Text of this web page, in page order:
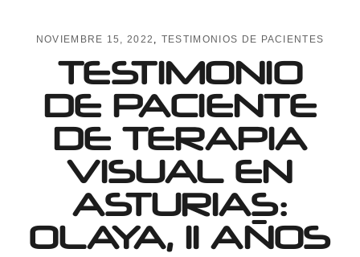
NOVIEMBRE 15, 2022 TESTIMONIOS DE PACIENTES
TESTIMONIO
DE PACIENTE
DE TERAPIA
VISUAL EN
ASTURIAS:
OLAYA, 11 AÑOS